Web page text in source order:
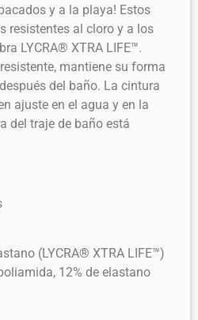
y a la playa! Estos
resistentes al cloro y a los
LYCRA® XTRA LIFE™.
mantiene su forma
del baño. La cintura
ajuste en el agua y en la
del traje de baño está
(LYCRA® XTRA LIFE™)
12% de elastano